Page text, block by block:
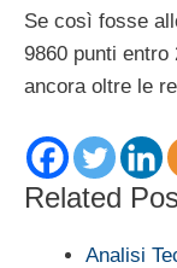
Se così fosse
9860 punti
ancora oltre le
Related
Analisi